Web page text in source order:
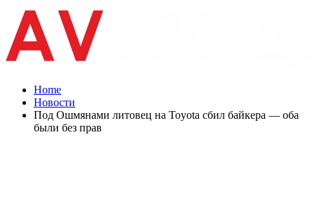
Home
Новости
Под Ошмянами литовец на Toyota сбил байкера — оба
были без прав